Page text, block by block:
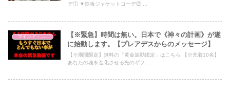
デ① ▼鉄板ジャケットコーデ② ...
マインド・哲学
【※緊急】時間は無い。日本で《神々の計画》が遂
に始動します。【プレアデスからのメッセージ】
【※期間限定】無料の「黄金波動鑑定」はこちら 【※先着10名】
あなたの魂を進化させる光のギフ...